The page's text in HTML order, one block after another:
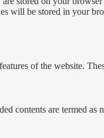
will be stored in your
of the website.
contents are termed as